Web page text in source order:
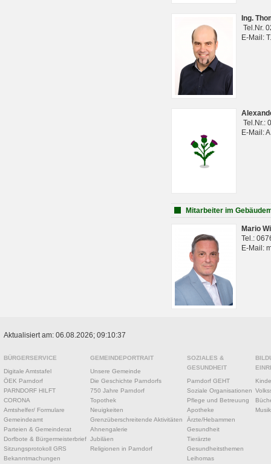
Ing.
Tel.Nr.
E-Mail:
Tel.Nr.:
E-Mail:
Mitarbeiter im
Mario
Tel.:
E-Mail:
Aktualisiert am: 06.08.2026; 09:10:37
BÜRGERSERVICE
Digitale Amtstafel
ÖEK Parndorf
PARNDORF HILFT
CORONA
Amtshelfer/ Formulare
Gemeindeamt
Parteien & Gemeinderat
Dorfbote & Bürgermeisterbrief
Sitzungsprotokoll GRS
Bekanntmachungen
GEMEINDEPORTRAIT
Unsere Gemeinde
Die Geschichte Parndorfs
750 Jahre Parndorf
Topothek
Neuigkeiten
Grenzüberschreitende Aktivitäten
Ahnengalerie
Jubiläen
Religionen in Parndorf
SOZIALES &
GESUNDHEIT
Parndorf GEHT
Soziale Organisationen
Pflege und Betreuung
Apotheke
Ärzte/Hebammen
Gesundheit
Tierärzte
Gesundheitsthemen
Leihomas